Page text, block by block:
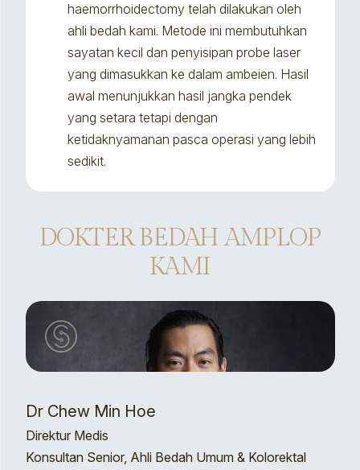
haemorrhoidectomy telah dilakukan oleh
ahli bedah kami. Metode ini membutuhkan
sayatan kecil dan penyisipan probe laser
yang dimasukkan ke dalam ambeien. Hasil
awal menunjukkan hasil jangka pendek
yang setara tetapi dengan
ketidaknyamanan pasca operasi yang lebih
sedikit.
DOKTER BEDAH AMPLOP
KAMI
Dr Chew Min Hoe
Direktur Medis
Konsultan Senior, Ahli Bedah Umum & Kolorektal